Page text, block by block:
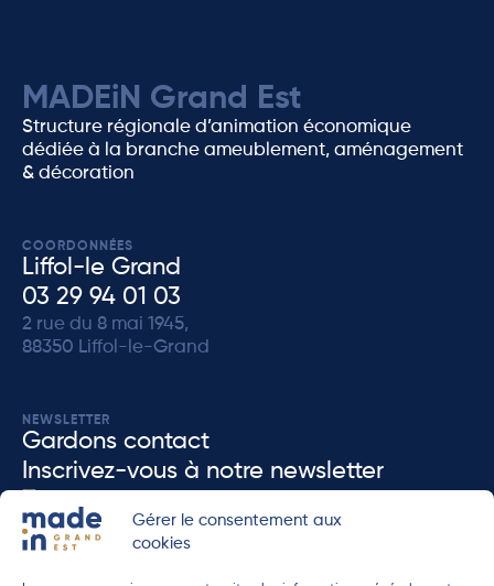
Gérer le consentement aux
cookies
MADEiN Grand Est
Structure régionale d’animation économique
dédiée à la branche ameublement, aménagement
& décoration
COORDONNÉES
Liffol-le Grand
03 29 94 01 03
2 rue du 8 mai 1945,
88350 Liffol-le-Grand
NEWSLETTER
Gardons contact
Inscrivez-vous à notre newsletter
contacter en accord avec notrepolitique de confidenditalité.